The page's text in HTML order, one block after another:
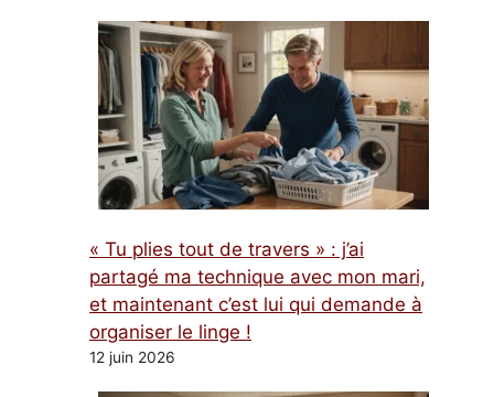
« Tu plies tout de travers » : j’ai
partagé ma technique avec mon mari,
et maintenant c’est lui qui demande à
organiser le linge !
12 juin 2026